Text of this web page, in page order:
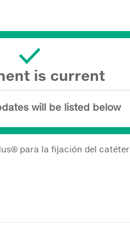
is current
will be listed below
para la fijación del